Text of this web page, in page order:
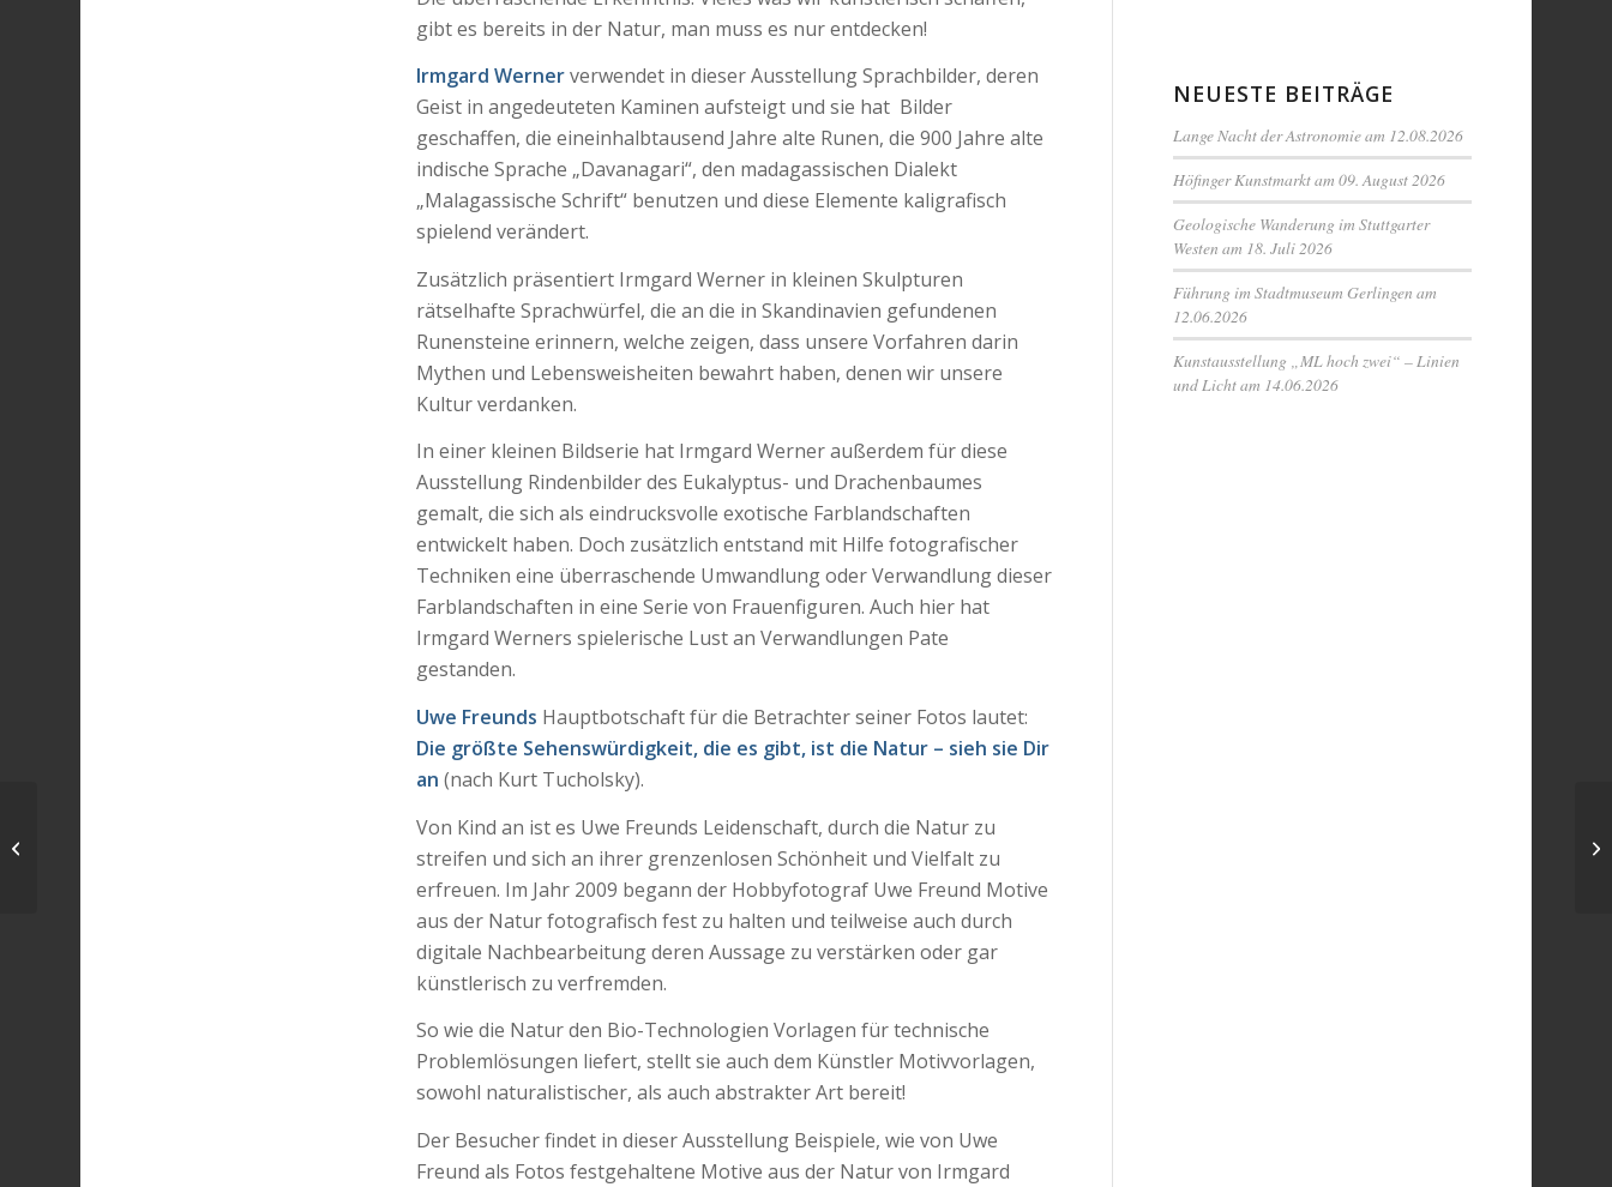
gibt es bereits in der Natur, man muss es nur entdecken!
Irmgard Wernerverwendet in dieser Ausstellung Sprachbilder, deren
Geist in angedeuteten Kaminen aufsteigt und sie hat Bilder
geschaffen, die eineinhalbtausend Jahre alte Runen, die 900 Jahre alte
indische Sprache „Davanagari“, den madagassischen Dialekt
„Malagassische Schrift“ benutzen und diese Elemente kaligrafisch
spielend verändert.
Zusätzlich präsentiert Irmgard Werner in kleinen Skulpturen
rätselhafte Sprachwürfel, die an die in Skandinavien gefundenen
Runensteine erinnern, welche zeigen, dass unsere Vorfahren darin
Mythen und Lebensweisheiten bewahrt haben, denen wir unsere
Kultur verdanken.
In einer kleinen Bildserie hat Irmgard Werner außerdem für diese
Ausstellung Rindenbilder des Eukalyptus- und Drachenbaumes
gemalt, die sich als eindrucksvolle exotische Farblandschaften
entwickelt haben. Doch zusätzlich entstand mit Hilfe fotografischer
Techniken eine überraschende Umwandlung oder Verwandlung dieser
Farblandschaften in eine Serie von Frauenfiguren. Auch hier hat
Irmgard Werners spielerische Lust an Verwandlungen Pate
gestanden.
Uwe Freunds Hauptbotschaft für die Betrachter seiner Fotos lautet:
Die größte Sehenswürdigkeit, die es gibt, ist die Natur – sieh sie Dir
an (nach Kurt Tucholsky).
Von Kind an ist es Uwe Freunds Leidenschaft, durch die Natur zu
streifen und sich an ihrer grenzenlosen Schönheit und Vielfalt zu
erfreuen. Im Jahr 2009 begann der Hobbyfotograf Uwe Freund Motive
aus der Natur fotografisch fest zu halten und teilweise auch durch
digitale Nachbearbeitung deren Aussage zu verstärken oder gar
künstlerisch zu verfremden.
So wie die Natur den Bio-Technologien Vorlagen für technische
Problemlösungen liefert, stellt sie auch dem Künstler Motivvorlagen,
sowohl naturalistischer, als auch abstrakter Art bereit!
Der Besucher findet in dieser Ausstellung Beispiele, wie von Uwe
Freund als Fotos festgehaltene Motive aus der Natur von Irmgard
NEUESTE BEITRÄGE
Lange Nacht der Astronomie am 12.08.2026
Höfinger Kunstmarkt am 09. August 2026
Geologische Wanderung im Stuttgarter
Westen am 18. Juli 2026
Führung im Stadtmuseum Gerlingen am
12.06.2026
Kunstausstellung „ML hoch zwei“ – Linien
und Licht am 14.06.2026